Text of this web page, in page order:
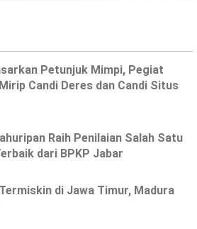
Petunjuk Mimpi, Pegiat
Candi Deres dan Candi Situs
Raih Penilaian Salah Satu
dari BPKP Jabar
di Jawa Timur, Madura